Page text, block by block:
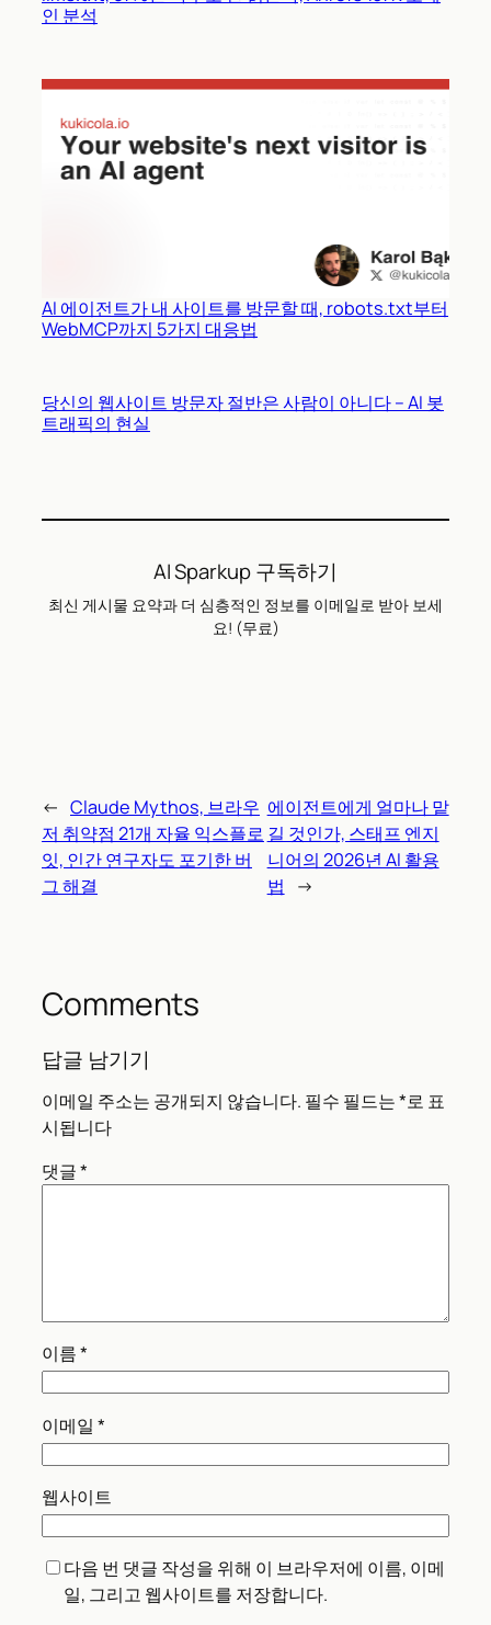
인 분석
AI 에이전트가 내 사이트를 방문할 때, robots.txt부터
WebMCP까지 5가지 대응법
당신의 웹사이트 방문자 절반은 사람이 아니다 – AI 봇
트래픽의 현실
AI Sparkup 구독하기
최신 게시물 요약과 더 심층적인 정보를 이메일로 받아 보세
요! (무료)
← Claude Mythos, 브라우
저 취약점 21개 자율 익스플로
잇, 인간 연구자도 포기한 버
그 해결
에이전트에게 얼마나 맡
길 것인가, 스태프 엔지
니어의 2026년 AI 활용
법
→
Comments
답글 남기기
이메일 주소는 공개되지 않습니다. 필수 필드는*로 표
시됩니다
댓글*
이름*
이메일 *
웹사이트
다음 번 댓글 작성을 위해 이 브라우저에 이름, 이메
일, 그리고 웹사이트를 저장합니다.